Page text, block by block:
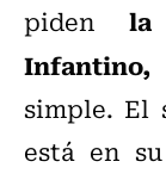
piden la
Infantino,
simple. El
está en